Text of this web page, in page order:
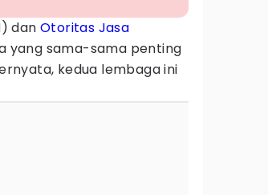
danOtoritas Jasa
yang sama-sama penting
kedua lembaga ini